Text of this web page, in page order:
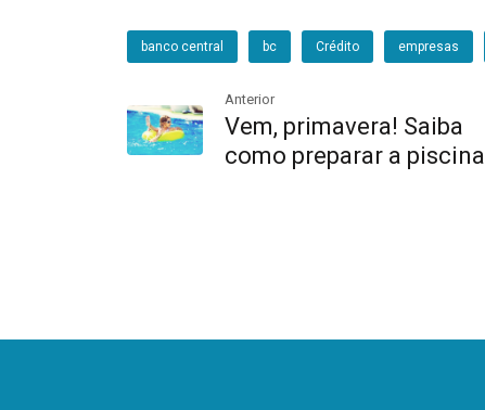
banco central bc Crédito empresas
Anterior
Vem, primavera! Saiba
como preparar a piscina